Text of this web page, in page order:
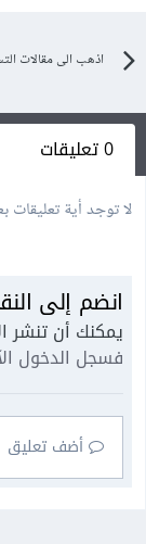
اذهب الى مقالات
0 تعليقات
لا توجد أية تعليقات
انضم إلى
يمكنك أن تنشر
فسجل الدخول
أضف تعليق